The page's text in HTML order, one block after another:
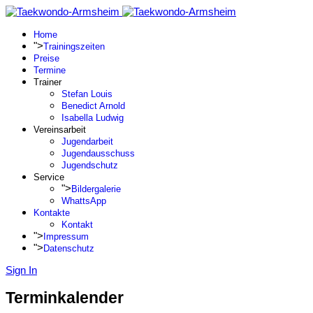
Home
">Trainingszeiten
Preise
Termine
Trainer
Stefan Louis
Benedict Arnold
Isabella Ludwig
Vereinsarbeit
Jugendarbeit
Jugendausschuss
Jugendschutz
Service
"> Bildergalerie
WhattsApp
Kontakte
Kontakt
"> Impressum
"> Datenschutz
Sign In
Terminkalender